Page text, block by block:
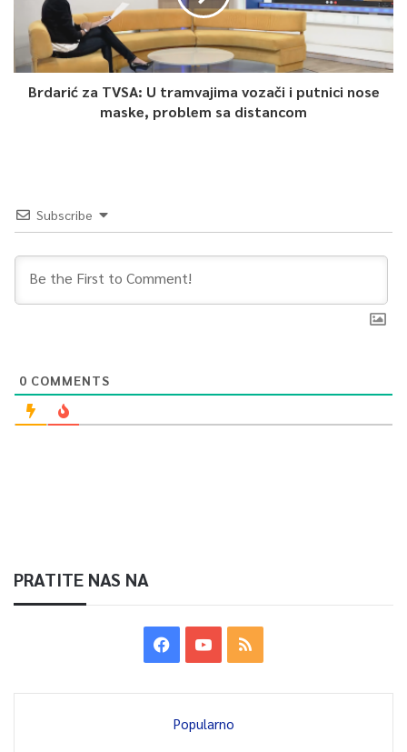
Brdarić za TVSA: U tramvajima vozači i putnici nose
maske, problem sa distancom
Subscribe
0 COMMENTS
PRATITE NAS NA
Popularno